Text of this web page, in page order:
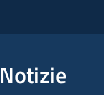
Notizie